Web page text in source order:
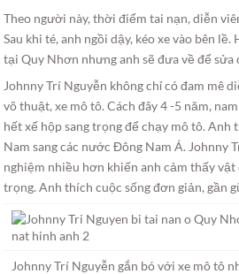
Theo người này, thời điểm tai nạn, diễn
Sau khi té, anh ngồi dậy, kéo xe vào bên
tại Quy Nhơn nhưng anh sẽ đưa về để sửa
Johnny Trí Nguyễn không chỉ có đam mê
võ thuật, xe mô tô. Cách đây 4 -5 năm,
hết xế hộp sang trọng để chạy mô tô.
Nam sang các nước Đông Nam Á. Johnny
nghiệm nhiều hơn khiến anh cảm thấy vật
trọng. Anh thích cuộc sống đơn giản, gần
Johnny Trí Nguyễn gắn bó với xe mô tô